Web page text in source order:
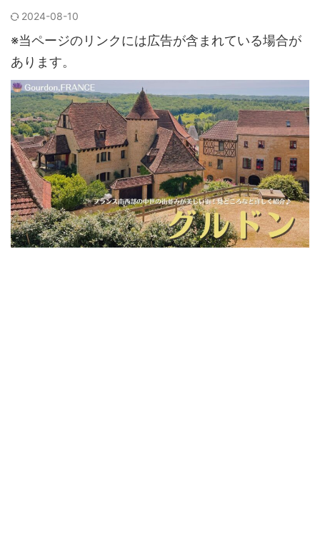
2024-08-10
※当ページのリンクには広告が含まれている場合が
あります。